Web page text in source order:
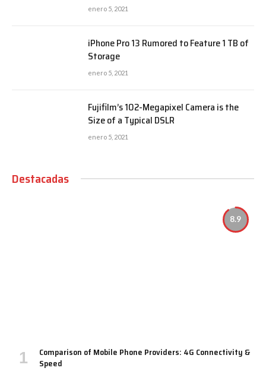
enero 5, 2021
iPhone Pro 13 Rumored to Feature 1 TB of
Storage
enero 5, 2021
Fujifilm’s 102-Megapixel Camera is the
Size of a Typical DSLR
enero 5, 2021
Destacadas
8.9
Comparison of Mobile Phone Providers: 4G Connectivity &
Speed